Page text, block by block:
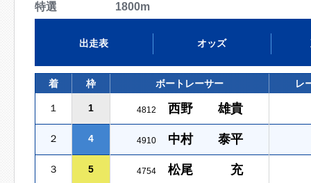
特選 1800m
出走表 オッズ
着 枠 ボートレーサー レ
１ 1 4812 西野 雄貴
２ 4 4910 中村 泰平
３ 5 4754 松尾 充